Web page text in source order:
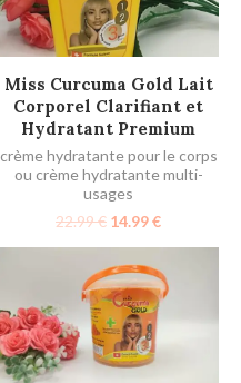
LIRE LA SUITE
Miss Curcuma Gold Lait
Corporel Clarifiant et
Hydratant Premium
crème hydratante pour le corps
ou crème hydratante multi-
usages
22.99€ 14.99€